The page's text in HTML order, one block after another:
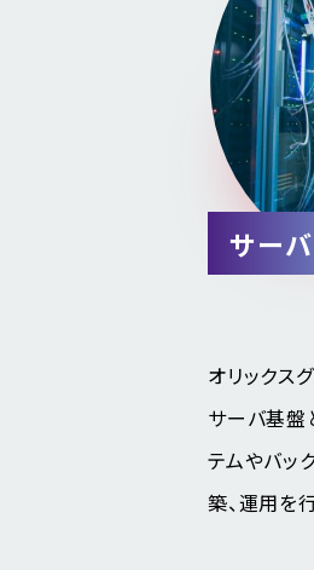
サー
オリックス
サーバ基盤
テムやバッ
築、運用を